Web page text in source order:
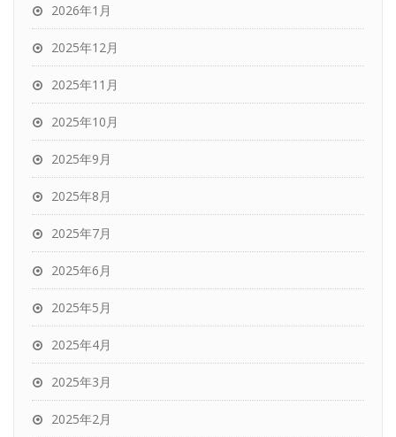
2026年1月
2025年12月
2025年11月
2025年10月
2025年9月
2025年8月
2025年7月
2025年6月
2025年5月
2025年4月
2025年3月
2025年2月